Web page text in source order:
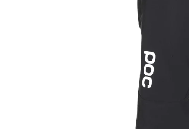
TREK PROCALIBER 8 FURY RED